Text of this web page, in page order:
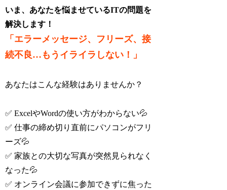
いま、あなたを悩ませているITの問題を
解決します！
「エラーメッセージ、フリーズ、接
続不良…もうイライラしない！」
あなたはこんな経験はありませんか？
✅ ExcelやWordの使い方がわからない💦
✅ 仕事の締め切り直前にパソコンがフリ
ーズ💦
✅ 家族との大切な写真が突然見られなく
なった💦
✅ オンライン会議に参加できずに焦った